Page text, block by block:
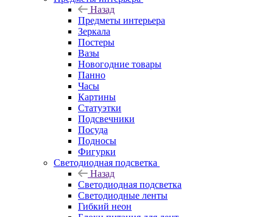
Назад
Предметы интерьера
Зеркала
Постеры
Вазы
Новогодние товары
Панно
Часы
Картины
Статуэтки
Подсвечники
Посуда
Подносы
Фигурки
Светодиодная подсветка
Назад
Светодиодная подсветка
Светодиодные ленты
Гибкий неон